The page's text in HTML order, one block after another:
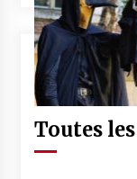
Toutes